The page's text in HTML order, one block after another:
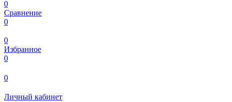
0
Сравнение
0
0
Избранное
0
0
Личный кабинет